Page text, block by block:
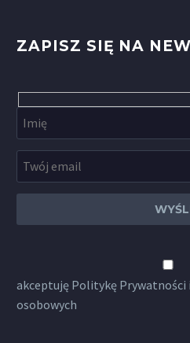
ZAPISZ SIĘ NA
akceptuję Politykę Prywatności
osobowych